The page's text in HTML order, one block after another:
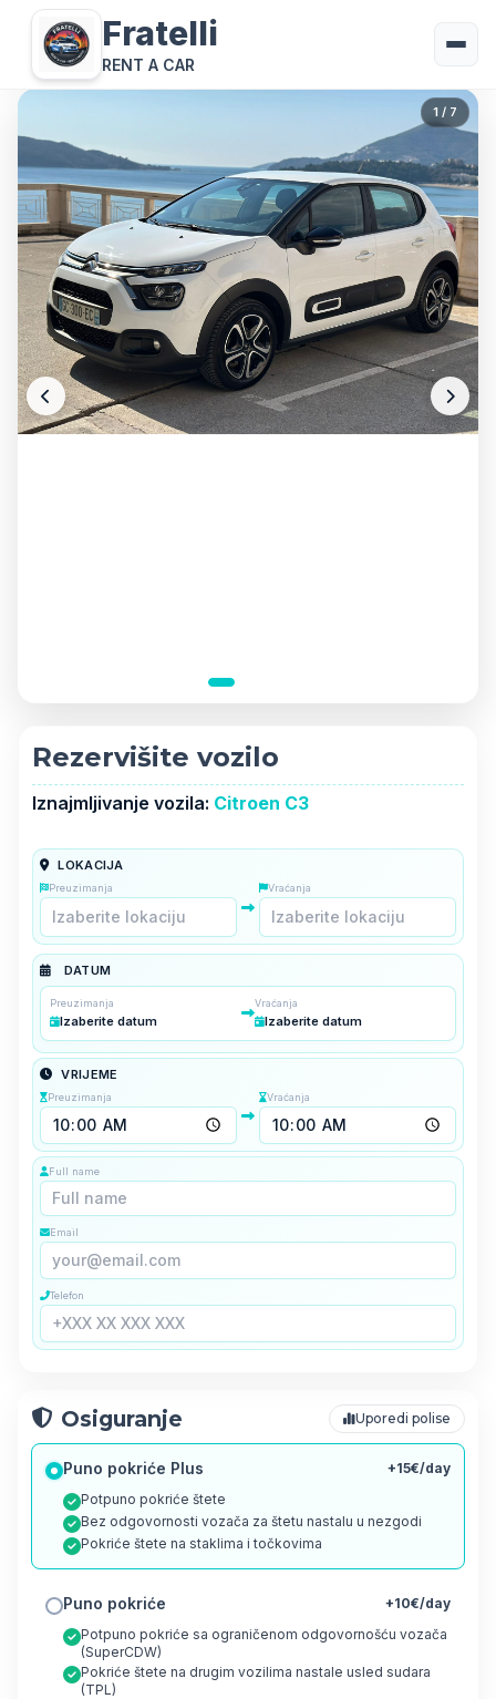
Fratelli
RENT A CAR
1 / 7
Rezervišite vozilo
Iznajmljivanje vozila: Citroen C3
LOKACIJA
Preuzimanja Vraćanja
DATUM
Preuzimanja
Izaberite datum
Vraćanja
Izaberite datum
VRIJEME
Preuzimanja Vraćanja
Full name
Email
Telefon
Osiguranje Uporedi polise
Puno pokriće Plus
+15€/day
Potpuno pokriće štete
Bez odgovornosti vozača za štetu nastalu u nezgodi
Pokriće štete na staklima i točkovima
Puno pokriće
+10€/day
Potpuno pokriće sa ograničenom odgovornošću vozača
(SuperCDW)
Pokriće štete na drugim vozilima nastale usled sudara
(TPL)